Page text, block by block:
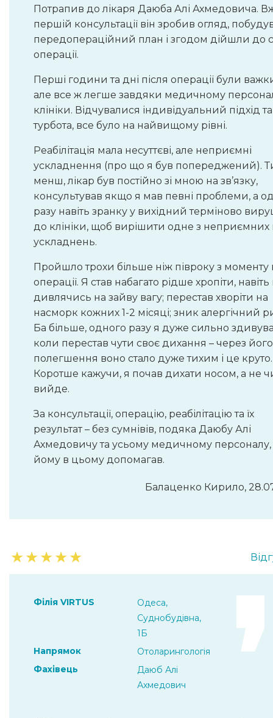
Потрапив до лікаря Даюба Алі Ахмедовича.
першій консультації він зробив огляд,
передопераційний план і згодом дійшли до
операції.
Перші години та дні після операції були
але все ж легше завдяки медичному
клініки. Відчувалися індивідуальний підхід та
турбота, все було на найвищому рівні.
Реабілітація мала несуттєві, але неприємні
ускладнення (про що я був попереджений).
менш, лікар був постійно зі мною на зв’язку,
консультував якщо я мав певні проблеми, а
разу навіть зранку у вихідний терміново
до клініки, щоб вирішити одне з неприємних
ускладнень.
Пройшло трохи більше ніж півроку з моменту
операції. Я став набагато рідше хропіти, навіть
дивлячись на зайву вагу; перестав хворіти на
насморк кожних 1-2 місяці; зник алергічний
Ба більше, одного разу я дуже сильно
коли перестав чути своє дихання – через його
полегшення воно стало дуже тихим і це круто.
Коротше кажучи, я почав дихати носом, а не
вийде.
За консультації, операцію, реабілітацію та їх
результат – без сумнівів, подяка Даюбу Алі
Ахмедовичу та усьому медичному
йому в цьому допомагав.
Балаценко Кирило,
★★★★★
Філія VIRTUS
Одеса,
Суднобудівна,
1Б
Напрямок
Отоларингологія
Фахівець
Даюб Алі
Ахмедович